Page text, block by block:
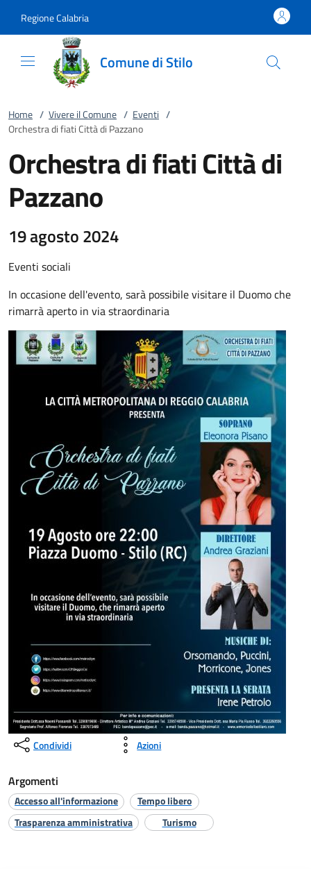
Regione Calabria
Comune di Stilo
Home / Vivere il Comune / Eventi /
Orchestra di fiati Città di Pazzano
Orchestra di fiati Città di
Pazzano
19 agosto 2024
Eventi sociali
In occasione dell'evento, sarà possibile visitare il Duomo che
rimarrà aperto in via straordinaria
Condividi Azioni
Argomenti
Accesso all'informazione
Tempo libero
Trasparenza amministrativa
Turismo